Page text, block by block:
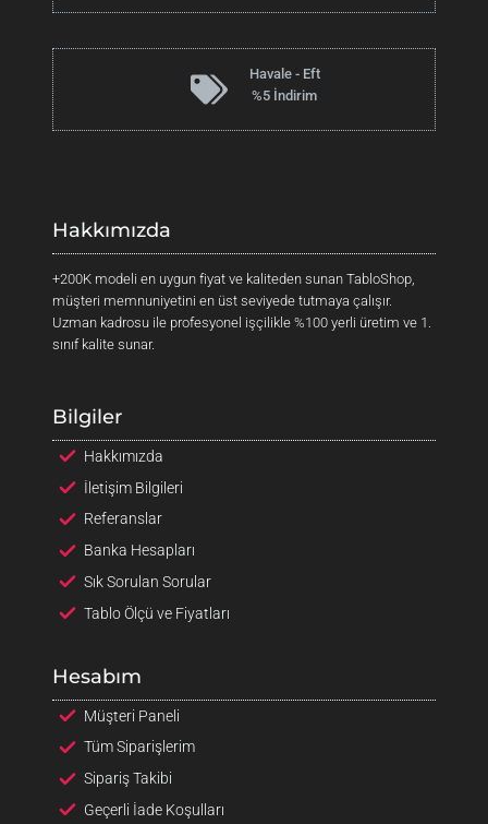
Havale - Eft
%5 İndirim
Hakkımızda
+200K modeli en uygun fiyat ve kaliteden sunan TabloShop,
müşteri memnuniyetini en üst seviyede tutmaya çalışır.
Uzman kadrosu ile profesyonel işçilikle %100 yerli üretim ve 1.
sınıf kalite sunar.
Bilgiler
Hakkımızda
İletişim Bilgileri
Referanslar
Banka Hesapları
Sık Sorulan Sorular
Tablo Ölçü ve Fiyatları
Hesabım
Müşteri Paneli
Tüm Siparişlerim
Sipariş Takibi
Geçerli İade Koşulları